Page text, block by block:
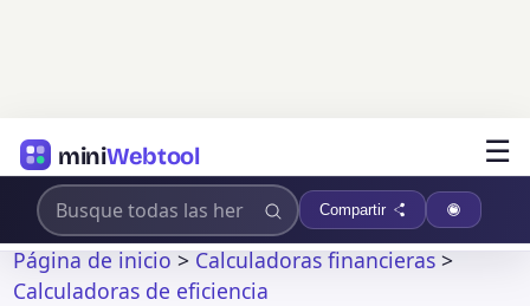
miniWebtool ☰
Compartir
Página de inicio>Calculadoras financieras>
Calculadoras de eficiencia